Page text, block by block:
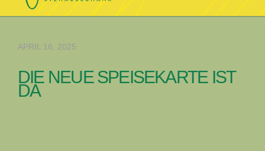
APRIL 16, 2025
DIE NEUE SPEISEKARTE IST
DA